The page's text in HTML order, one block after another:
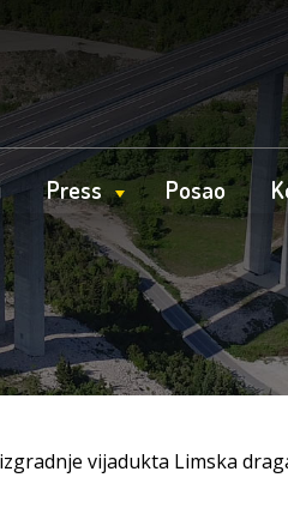
Press Posao
vijadukta Limska